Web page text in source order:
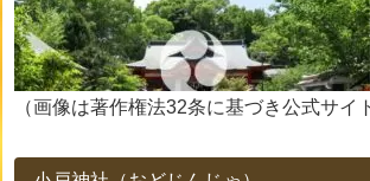
（画像は著作権法32条に基づき公式サイ